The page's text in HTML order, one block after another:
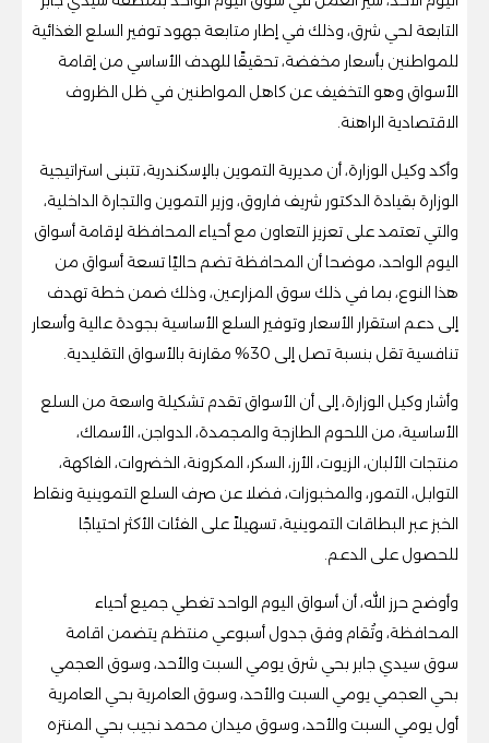
التابعة لحي شرق، وذلك في إطار متابعة جهود توفير السلع الغذائية
للمواطنين بأسعار مخفضة، تحقيقًا للهدف الأساسي من إقامة
الأسواق وهو التخفيف عن كاهل المواطنين في ظل الظروف
الاقتصادية الراهنة.
وأكد وكيل الوزارة، أن مديرية التموين بالإسكندرية، تتبنى استراتيجية
الوزارة بقيادة الدكتور شريف فاروق، وزير التموين والتجارة الداخلية،
والتي تعتمد على تعزيز التعاون مع أحياء المحافظة لإقامة أسواق
اليوم الواحد، موضحا أن المحافظة تضم حاليًا تسعة أسواق من
هذا النوع، بما في ذلك سوق المزارعين، وذلك ضمن خطة تهدف
إلى دعم استقرار الأسعار وتوفير السلع الأساسية بجودة عالية وأسعار
تنافسية تقل بنسبة تصل إلى 30% مقارنة بالأسواق التقليدية.
وأشار وكيل الوزارة، إلى أن الأسواق تقدم تشكيلة واسعة من السلع
الأساسية، من اللحوم الطازجة والمجمدة، الدواجن، الأسماك،
منتجات الألبان، الزيوت، الأرز، السكر، المكرونة، الخضروات، الفاكهة،
التوابل، التمور، والمخبوزات، فضلا عن صرف السلع التموينية ونقاط
الخبز عبر البطاقات التموينية، تسهيلاً على الفئات الأكثر احتياجًا
للحصول على الدعم.
وأوضح حرز الله، أن أسواق اليوم الواحد تغطي جميع أحياء
المحافظة، وتُقام وفق جدول أسبوعي منتظم يتضمن اقامة
سوق سيدي جابر بحي شرق يومي السبت والأحد، وسوق العجمي
بحي العجمي يومي السبت والأحد، وسوق العامرية بحي العامرية
أول يومي السبت والأحد، وسوق ميدان محمد نجيب بحي المنتزه